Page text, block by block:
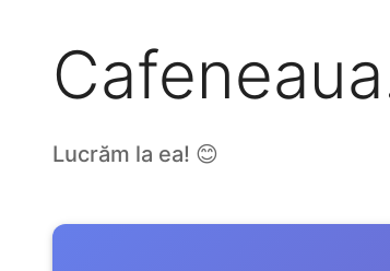
Lucrăm la ea! 😊